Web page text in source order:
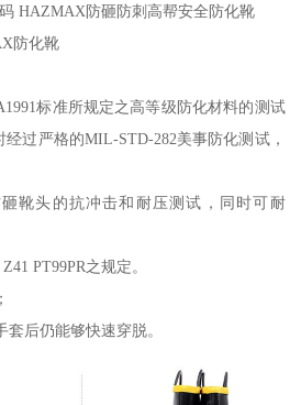
HAZMAX防砸防刺高帮安全防化靴
防化靴
标准所规定之高等级防化材料的测试
过严格的MIL-STD-282美事防化测试，
砸靴头的抗冲击和耐压测试，同时可耐
PT99PR之规定。
后仍能够快速穿脱。